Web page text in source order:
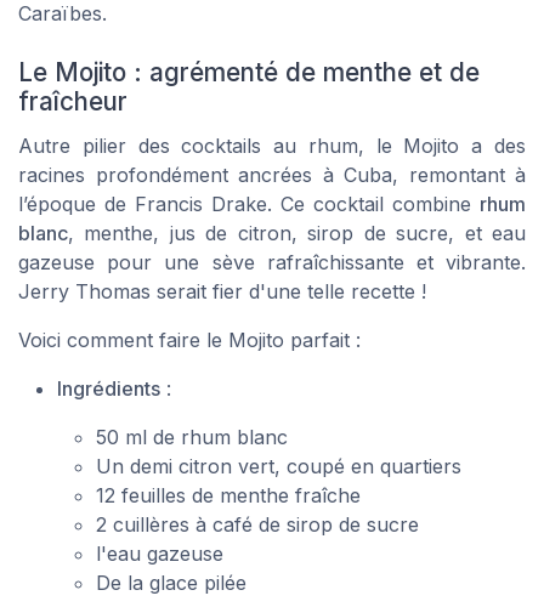
Caraïbes.
Le Mojito : agrémenté de menthe et de
fraîcheur
Autre pilier des cocktails au rhum, le Mojito a des
racines profondément ancrées à Cuba, remontant à
l’époque de Francis Drake. Ce cocktail combine rhum
blanc, menthe, jus de citron,sirop de sucre, eteau
gazeuse pour une sève rafraîchissante et vibrante.
Jerry Thomas serait fier d'une telle recette !
Voici comment faire le Mojito parfait :
Ingrédients :
50 ml de rhum blanc
Un demi citron vert, coupé en quartiers
12 feuilles de menthe fraîche
2 cuillères à café de sirop de sucre
l'eau gazeuse
De la glace pilée